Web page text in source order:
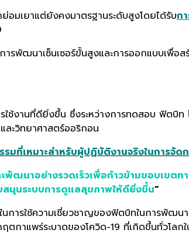
อมเยาแต่ยังคงมาตรฐานระดับสูงโดยได้รับก
ารพัฒนาเซ็นเซอร์ขั้นสูงและการออกแบบเพื่อส
ใช้งานที่ดียิ่งขึ้น ซึ่งระหว่างการทดสอบ ฟิตบิ
ะวิทยาศาสตร์ออริกอน
ที่เหมาะสำหรับผู้ปฏิบัติงานจริงในการจัด
ฒนาอย่างรวดเร็วเพื่อก้าวข้ามขอบเขต
นุนระบบการดูแลสุขภาพให้ดียิ่งขึ้น”
นการใช้ความเชี่ยวชาญของฟิตบิทในการพัฒน
ตกาแพร่ระบาดของโควิด-19 ที่เกิดขึ้นทั่วโลก